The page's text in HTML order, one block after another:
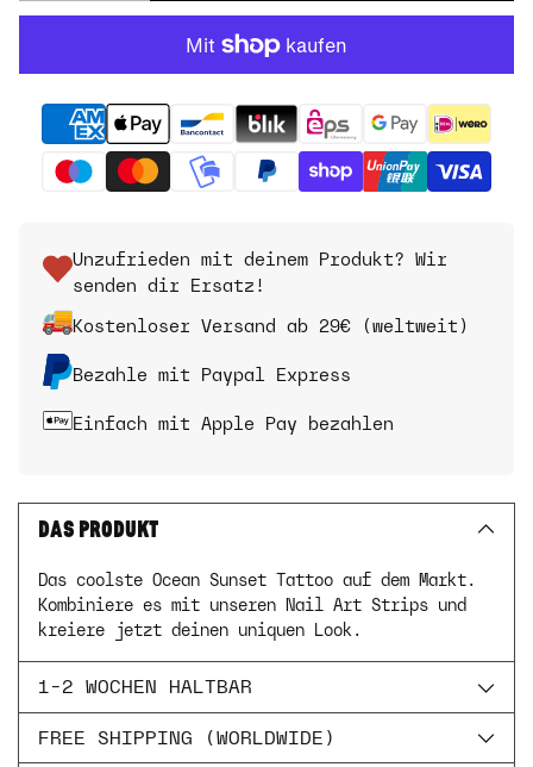
Unzufrieden mit deinem Produkt? Wir
senden dir Ersatz!
Kostenloser Versand ab 29€ (weltweit)
Bezahle mit Paypal Express
Einfach mit Apple Pay bezahlen
DAS PRODUKT
Das coolste Ocean Sunset Tattoo auf dem Markt.
Kombiniere es mit unseren Nail Art Strips und
kreiere jetzt deinen uniquen Look.
1-2 WOCHEN HALTBAR
FREE SHIPPING (WORLDWIDE)